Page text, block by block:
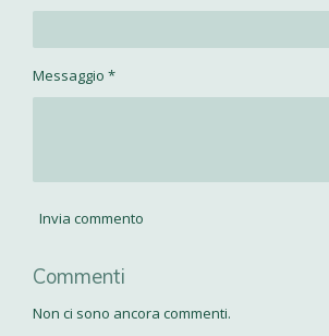
Messaggio *
Invia commento
Commenti
Non ci sono ancora commenti.